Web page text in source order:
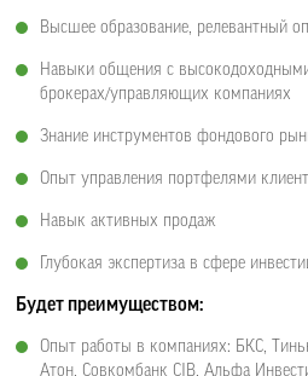
Высшее образование, релевантный
Навыки общения с
брокерах/управляющих компаниях
Знание инструментов фондового
Опыт управления портфелями
Навык активных продаж
Глубокая экспертиза в сфере
Будет преимуществом:
Опыт работы в компаниях: БКС,
Атон, Совкомбанк CIB, Альфа